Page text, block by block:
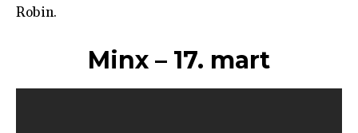
Robin.
Minx – 17. mart